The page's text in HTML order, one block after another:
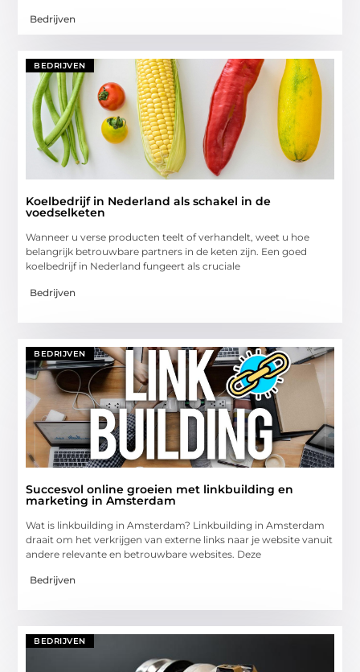
Bedrijven
BEDRIJVEN
Koelbedrijf in Nederland als schakel in de
voedselketen
Wanneer u verse producten teelt of verhandelt, weet u hoe
belangrijk betrouwbare partners in de keten zijn. Een goed
koelbedrijf in Nederland fungeert als cruciale
Bedrijven
BEDRIJVEN
Succesvol online groeien met linkbuilding en
marketing in Amsterdam
Wat is linkbuilding in Amsterdam? Linkbuilding in Amsterdam
draait om het verkrijgen van externe links naar je website vanuit
andere relevante en betrouwbare websites. Deze
Bedrijven
BEDRIJVEN